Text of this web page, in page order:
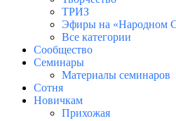
ТРИЗ
Эфиры на «Народном
Все категории
Сообщество
Семинары
Материалы семинаров
Сотня
Новичкам
Прихожая